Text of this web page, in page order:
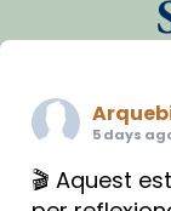
5 days
🎬 Aquest